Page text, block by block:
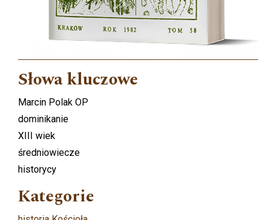
Słowa kluczowe
Marcin Polak OP
dominikanie
XIII wiek
średniowiecze
historycy
Kategorie